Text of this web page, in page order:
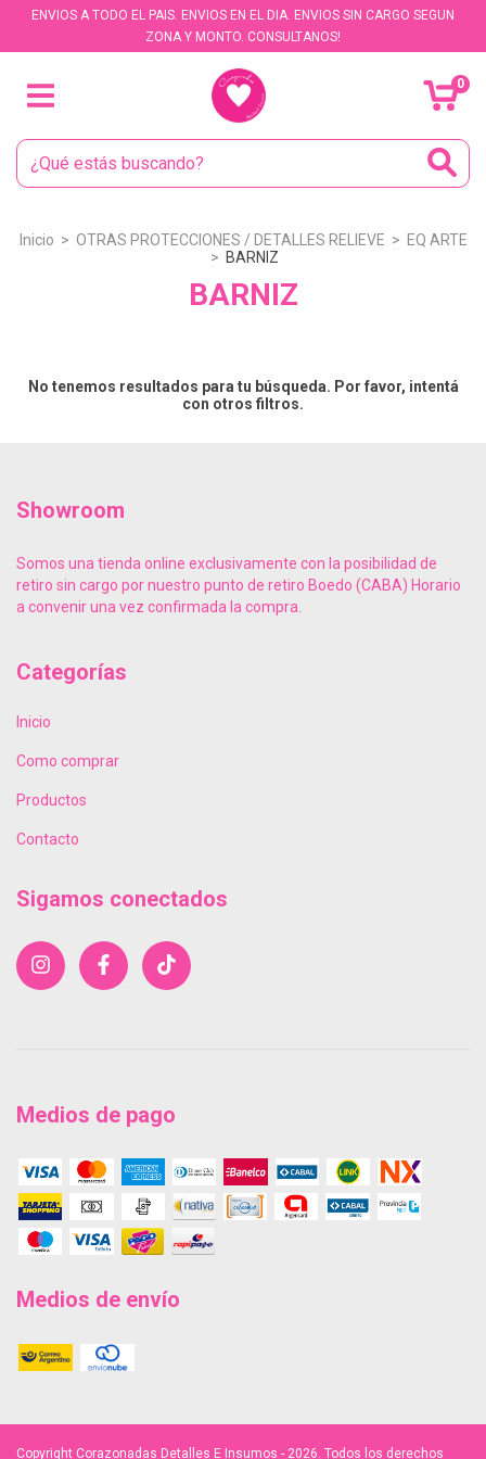
ENVIOS A TODO EL PAIS. ENVIOS EN EL DIA. ENVIOS SIN CARGO SEGUN
ZONA Y MONTO. CONSULTANOS!
0
Inicio > OTRAS PROTECCIONES / DETALLES RELIEVE > EQ ARTE
> BARNIZ
BARNIZ
No tenemos resultados para tu búsqueda. Por favor, intentá
con otros filtros.
Showroom
Somos una tienda online exclusivamente con la posibilidad de
retiro sin cargo por nuestro punto de retiro Boedo (CABA) Horario
a convenir una vez confirmada la compra.
Categorías
Inicio
Como comprar
Productos
Contacto
Sigamos conectados
Medios de pago
Medios de envío
Copyright Corazonadas Detalles E Insumos - 2026. Todos los derechos